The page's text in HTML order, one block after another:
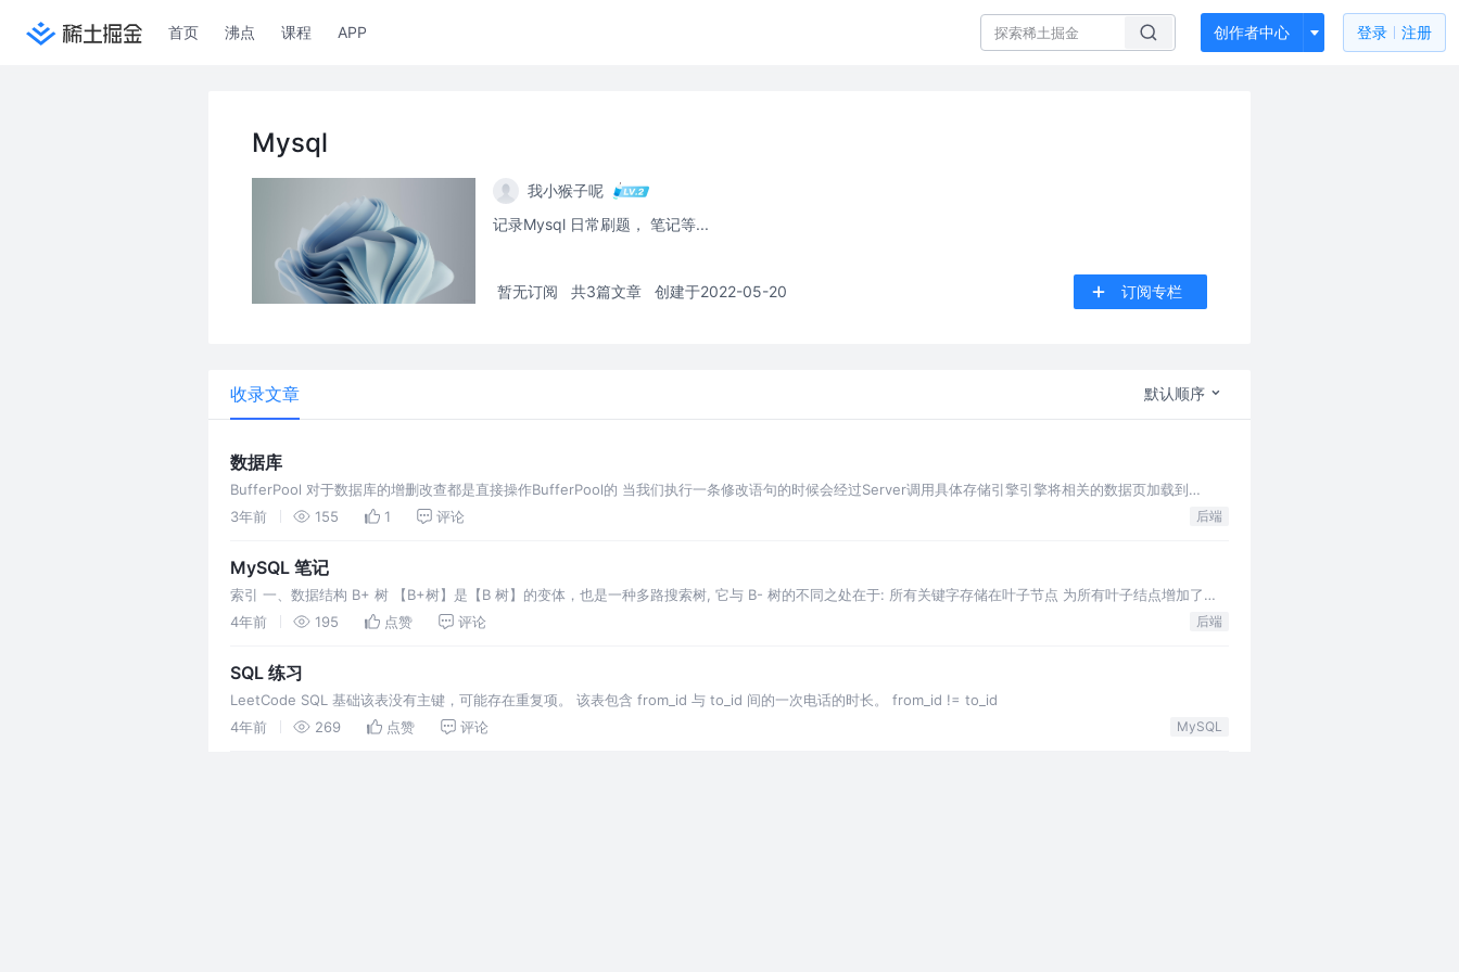
首页 沸点 课程 APP 创作者中心 登录 注册
Mysql
我小猴子呢
记录Mysql 日常刷题， 笔记等...
暂无订阅 共3篇文章 创建于2022-05-20 订阅专栏
收录文章 默认顺序
数据库
BufferPool 对于数据库的增删改查都是直接操作BufferPool的 当我们执⾏⼀条修改语句的时候会经过Server调⽤具体存储引擎引擎将相关的数据⻚加载到
BufferPool中 然后会记录
3年前 155 1 评论 后端
MySQL 笔记
索引 一、数据结构 B+ 树 【B+树】是【B 树】的变体，也是一种多路搜索树, 它与 B- 树的不同之处在于: 所有关键字存储在叶子节点 为所有叶子结点增加了一
个双向指针 简化 B+树 如下图： 选
4年前 195 点赞 评论 后端
SQL 练习
LeetCode SQL 基础该表没有主键，可能存在重复项。 该表包含 from_id 与 to_id 间的一次电话的时长。 from_id != to_id
4年前
269 点赞 评论 MySQL